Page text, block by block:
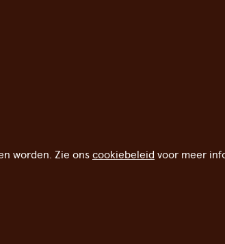
worden. Zie onscookiebeleid voor meer